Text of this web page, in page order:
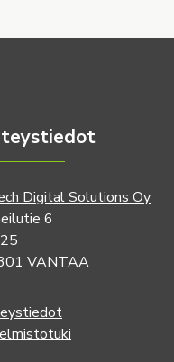
Digital Solutions Oy
6
VANTAA